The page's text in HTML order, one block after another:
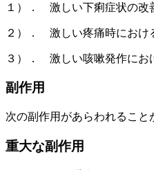
１）． 激しい下痢症状の改
２）． 激しい疼痛時におけ
３）． 激しい咳嗽発作にお
副作用
次の副作用があらわれること
重大な副作用